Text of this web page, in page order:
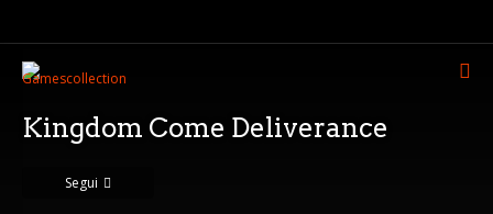
Kingdom Come Deliverance
Segui